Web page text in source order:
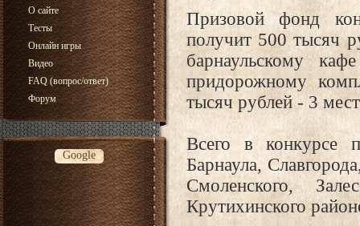
О сайте
Тесты
Онлайн игры
Видео
FAQ (вопрос/ответ)
Форум
Google
Призовой фонд
получит 500 тысяч
барнаульскому
придорожному
тысяч рублей - 3
Всего в конкурсе
Барнаула,
Смоленского,
Крутихинского